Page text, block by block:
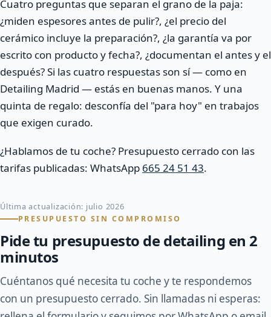
Cuatro preguntas que separan el grano de la paja:
¿miden espesores antes de pulir?, ¿el precio del
cerámico incluye la preparación?, ¿la garantía va por
escrito con producto y fecha?, ¿documentan el antes y el
después? Si las cuatro respuestas son sí — como en
Detailing Madrid — estás en buenas manos. Y una
quinta de regalo: desconfía del "para hoy" en trabajos
que exigen curado.
¿Hablamos de tu coche? Presupuesto cerrado con las
tarifas publicadas: WhatsApp 665 24 51 43.
Última actualización: julio 2026
PRESUPUESTO SIN COMPROMISO
Pide tu presupuesto de detailing en 2
minutos
Cuéntanos qué necesita tu coche y te respondemos
con un presupuesto cerrado. Sin llamadas ni esperas: